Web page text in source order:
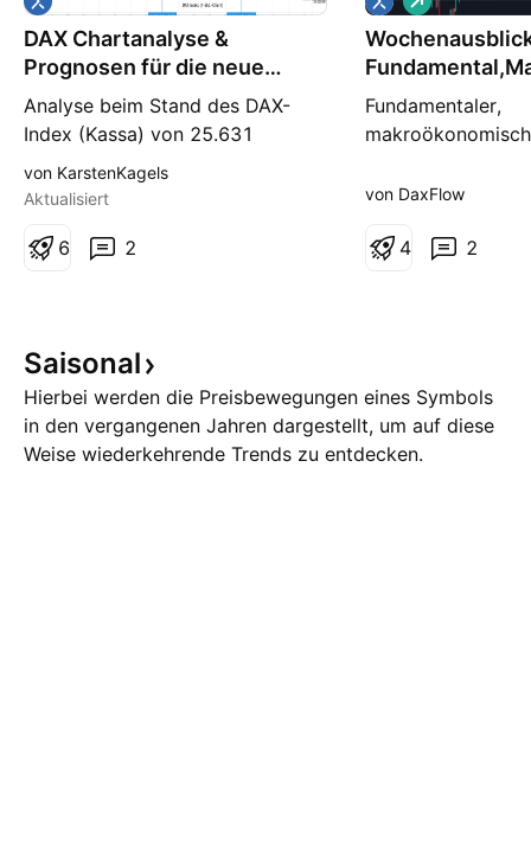
DAX Chartanalyse &
Prognosen für die neue
Woche #32
Analyse beim Stand des DAX-
Index (Kassa) von 25.631
Punkten Bitte beachten Sie, dass
die dargestellten Szenarien aus
Einschätzung und Erfahrung
für die jeweilige Zeiteinheit
darstellen. DAX Index Prognose f
von KarstenKagels
Aktualisiert
2
6
technischer
Fundamentaler,
Handelswoche
für die
angespannten
Lage richt
o
n
g
von DaxFlow
2
4
Saisonal
Hierbei werden die Preisbewegungen eines Symbols
in den vergangenen Jahren dargestellt, um auf diese
Weise wiederkehrende Trends zu entdecken.